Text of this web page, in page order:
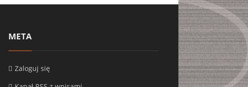
META
Zaloguj się